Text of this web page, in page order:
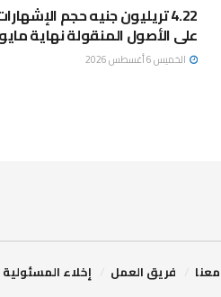
4.22 تريليون جنيه حجم
على الأصول المنقولة نهاية مايو
الخميس 6 أغسطس 2026
فريق العمل إخلاء المسئولية